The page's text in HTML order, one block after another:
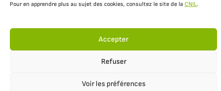
Pour en apprendre plus au sujet des cookies, consultez le site de la CNIL.
Accepter
Refuser
Voir les préférences
Mentions légales Politique de confidentialité